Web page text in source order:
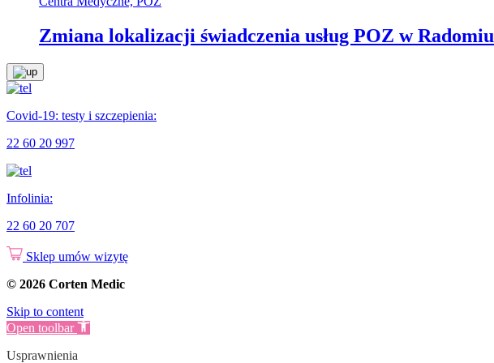
Zmiana lokalizacji świadczenia usług POZ w Radomiu
Covid-19: testy i szczepienia:
22 60 20 997
Infolinia:
22 60 20 707
Sklep umów wizytę
© 2026 Corten Medic
Skip to content
Open toolbar
Usprawnienia